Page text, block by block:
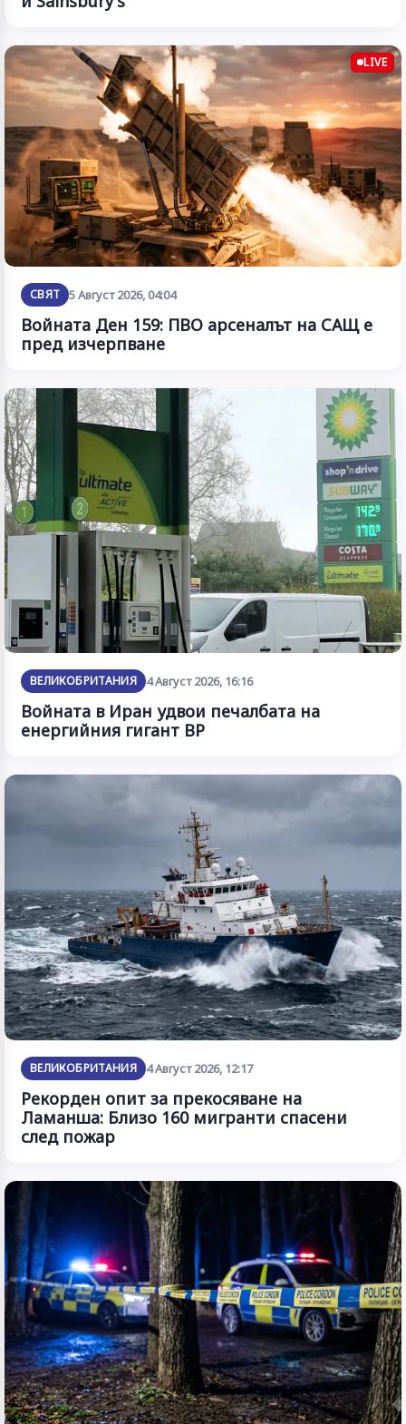
LIVE
СВЯТ 5 Август 2026, 04:04
Войната Ден 159: ПВО арсеналът на САЩ е
пред изчерпване
ВЕЛИКОБРИТАНИЯ 4 Август 2026, 16:16
Войната в Иран удвои печалбата на
енергийния гигант BP
ВЕЛИКОБРИТАНИЯ 4 Август 2026, 12:17
Рекорден опит за прекосяване на
Ламанша: Близо 160 мигранти спасени
след пожар